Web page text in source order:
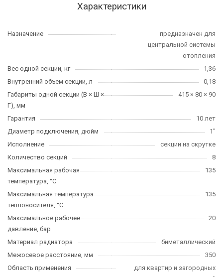
Характеристики
Назначение
предназначен для
центральной системы
отопления
Вес одной секции, кг
1,36
Внутренний объем секции, л
0,18
Габариты одной секции (В × Ш ×
Г), мм
415 × 80 × 90
Гарантия
10 лет
Диаметр подключения, дюйм
1"
Исполнение
секции на скрутке
Количество секций
8
Максимальная рабочая
температура, °C
135
Максимальная температура
теплоносителя, °C
135
Максимальное рабочее
давление, бар
20
Материал радиатора
биметаллический
Межосевое расстояние, мм
350
Область применения
для квартир и загородных